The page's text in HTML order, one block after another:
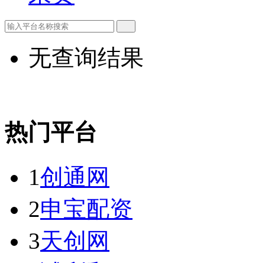
无查询结果
热门平台
1创通网
2申宝配资
3天创网